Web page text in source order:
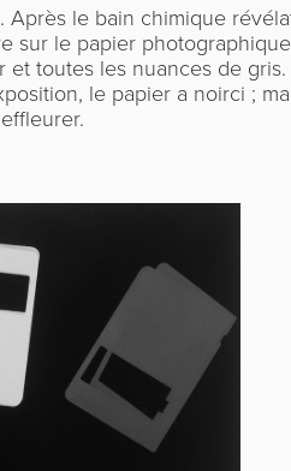
le bain chimique
sur le papier
et toutes les nuances de gris.
le papier a noirci ;